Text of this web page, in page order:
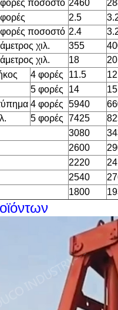
ποσοστό 2460
2.5
ποσοστό 2.4
χιλ. 355
χιλ. 18 20
4 φορές 11.5
5 φορές 14
4 φορές 5940
5 φορές 7425
3080
2600
2220
2540
1800